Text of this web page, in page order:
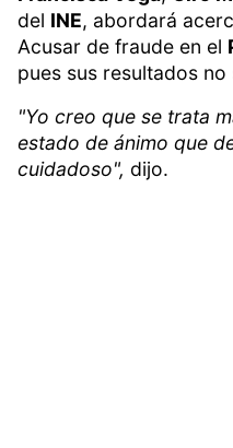
del INE, abordará
Acusar de fraude en el
pues sus resultados
"Yo creo que se trata
estado de ánimo que
cuidadoso", dijo.